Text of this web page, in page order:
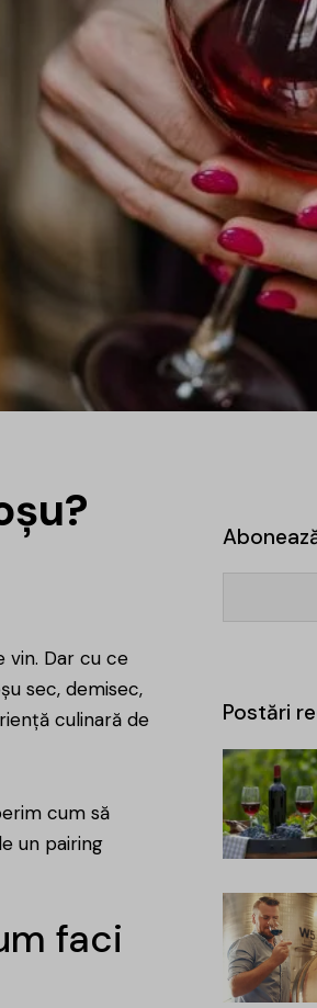
vin. Dar cu ce
sec, demisec,
culinară de
cum să
un pairing
faci
Postări